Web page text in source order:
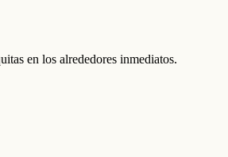
en los alrededores inmediatos.